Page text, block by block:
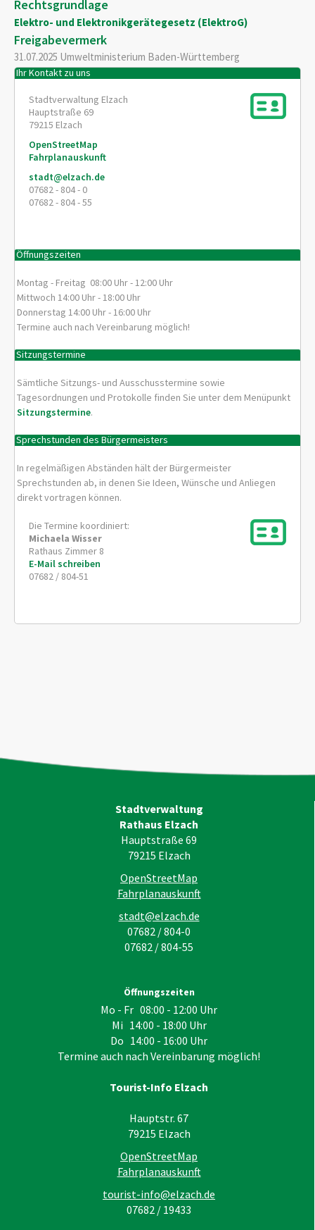
Rechtsgrundlage
Elektro- und Elektronikgerätegesetz (ElektroG)
Freigabevermerk
31.07.2025 Umweltministerium Baden-Württemberg
Ihr Kontakt zu uns
Stadtverwaltung Elzach
Hauptstraße 69
79215 Elzach
OpenStreetMap
Fahrplanauskunft
stadt@elzach.de
07682 - 804 - 0
07682 - 804 - 55
Öffnungszeiten
Montag - Freitag 08:00 Uhr - 12:00 Uhr
Mittwoch 14:00 Uhr - 18:00 Uhr
Donnerstag 14:00 Uhr - 16:00 Uhr
Termine auch nach Vereinbarung möglich!
Sitzungstermine
Sämtliche Sitzungs- und Ausschusstermine sowie
Tagesordnungen und Protokolle finden Sie unter dem Menüpunkt
Sitzungstermine.
Sprechstunden des Bürgermeisters
In regelmäßigen Abständen hält der Bürgermeister
Sprechstunden ab, in denen Sie Ideen, Wünsche und Anliegen
direkt vortragen können.
Die Termine koordiniert:
Michaela Wisser
Rathaus Zimmer 8
E-Mail schreiben
07682 / 804-51
Stadtverwaltung
Rathaus Elzach
Hauptstraße 69
79215 Elzach
OpenStreetMap
Fahrplanauskunft
stadt@elzach.de
07682 / 804-0
07682 / 804-55
Öffnungszeiten
Mo - Fr 08:00 - 12:00 Uhr
Mi 14:00 - 18:00 Uhr
Do 14:00 - 16:00 Uhr
Termine auch nach Vereinbarung möglich!
Tourist-Info Elzach
Hauptstr. 67
79215 Elzach
OpenStreetMap
Fahrplanauskunft
tourist-info@elzach.de
07682 / 19433